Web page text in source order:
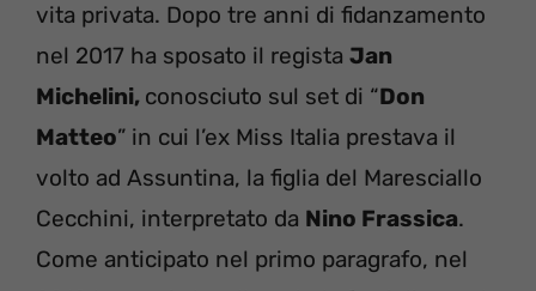
vita privata. Dopo tre anni di fidanzamento
nel 2017 ha sposato il regista Jan
Michelini, conosciuto sul set di “Don
Matteo” in cui l’ex Miss Italia prestava il
volto ad Assuntina, la figlia del Maresciallo
Cecchini, interpretato da Nino Frassica.
Come anticipato nel primo paragrafo, nel